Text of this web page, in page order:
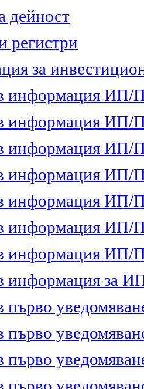
дейност
регистри
за
информация ИП/
информация ИП/
информация ИП/
информация ИП/
информация ИП/
информация ИП/
информация ИП/
информация за